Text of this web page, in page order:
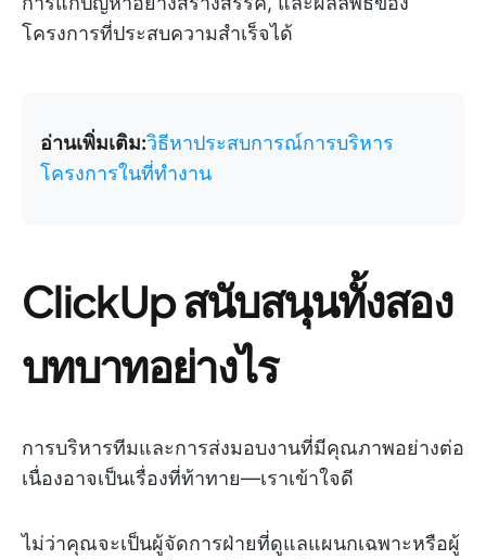
โครงการที่ประสบความสำเร็จได้
อ่านเพิ่มเติม:วิธีหาประสบการณ์การบริหาร
โครงการในที่ทำงาน
ClickUp สนับสนุนทั้งสอง
บทบาทอย่างไร
การบริหารทีมและการส่งมอบงานที่มีคุณภาพอย่างต่อ
เนื่องอาจเป็นเรื่องที่ท้าทาย—เราเข้าใจดี
ไม่ว่าคุณจะเป็นผู้จัดการฝ่ายที่ดูแลแผนกเฉพาะหรือผู้